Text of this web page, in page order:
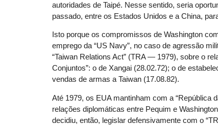
autoridades de Taipé. Nesse sentido, seria
passado, entre os Estados Unidos e a China,
Isto porque os compromissos de Washington
emprego da “US Navy”, no caso de agressão
“Taiwan Relations Act” (TRA — 1979), sobre o
Conjuntos”: o de Xangai (28.02.72); o de
vendas de armas a Taiwan (17.08.82).
Até 1979, os EUA mantinham com a “República
relações diplomáticas entre Pequim e
decidiu, então, legislar defensivamente com o